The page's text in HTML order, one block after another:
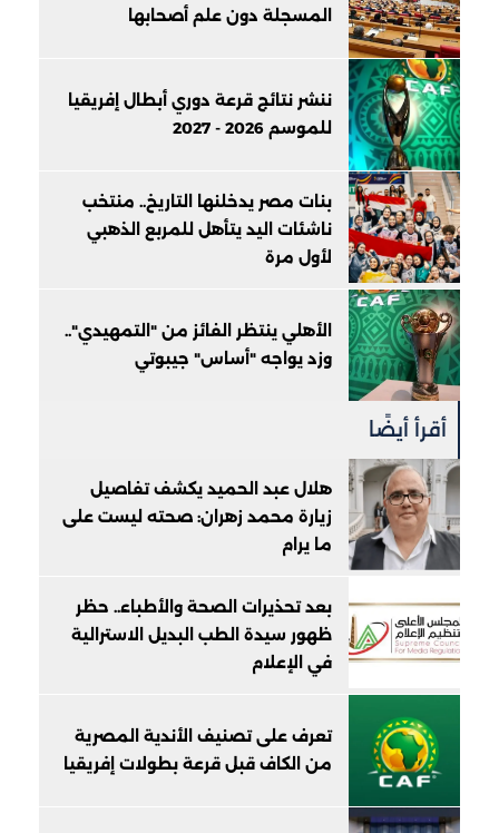
المسجلة دون علم أصحابها
ننشر نتائج قرعة دوري أبطال إفريقيا
للموسم 2026 - 2027
بنات مصر يدخلنها التاريخ.. منتخب
ناشئات اليد يتأهل للمربع الذهبي
لأول مرة
الأهلي ينتظر الفائز من "التمهيدي"..
وزد يواجه "أساس" جيبوتي
أقرأ أيضًا
هلال عبد الحميد يكشف تفاصيل
زيارة محمد زهران: صحته ليست على
ما يرام
بعد تحذيرات الصحة والأطباء.. حظر
ظهور سيدة الطب البديل الاسترالية
في الإعلام
تعرف على تصنيف الأندية المصرية
من الكاف قبل قرعة بطولات إفريقيا